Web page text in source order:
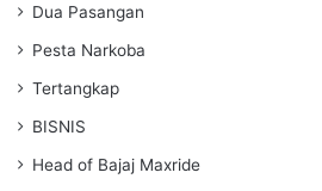
Dua Pasangan
Pesta Narkoba
Tertangkap
BISNIS
Head of Bajaj Maxride